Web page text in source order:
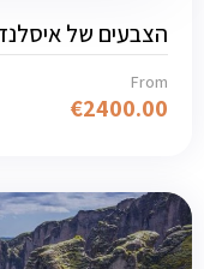
הצבעים של איסלנד
From
€2400.00